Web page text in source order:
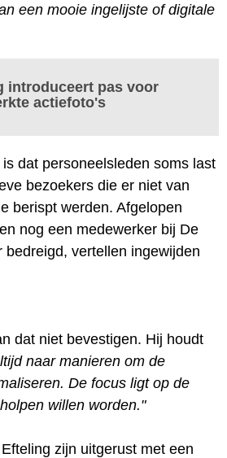
een mooie ingelijste of digitale
introduceert pas voor
actiefoto's
dat personeelsleden soms last
bezoekers die er niet van
berispt werden. Afgelopen
nog een medewerker bij De
bedreigd, vertellen ingewijden
dat niet bevestigen. Hij houdt
naar manieren om de
De focus ligt op de
willen worden."
zijn uitgerust met een